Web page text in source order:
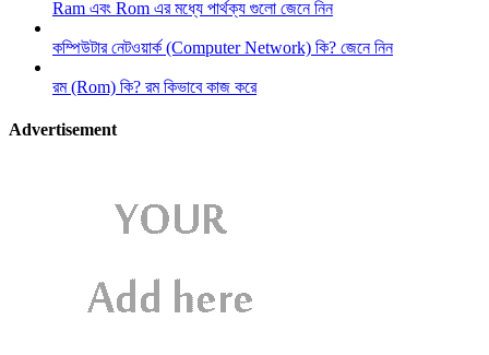
Ram এবং Rom এর মধ্যে পার্থক্য গুলো জেনে নিন
কম্পিউটার নেটওয়ার্ক (Computer Network) কি? জেনে নিন
রম (Rom) কি? রম কিভাবে কাজ করে
Advertisement